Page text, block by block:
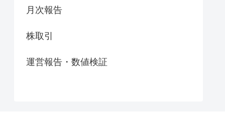
月次報告
株取引
運営報告・数値検証